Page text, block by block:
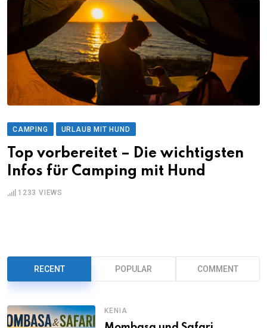
CAMPING URLAUB MIT HUND
Top vorbereitet – Die wichtigsten
Infos für Camping mit Hund
1233 VIEWS
RECENT POPULAR COMMENT
KENIA